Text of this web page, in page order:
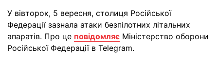
У вівторок, 5 вересня, столиця Російської
Федерації зазнала атаки безпілотних літальних
апаратів. Про це повідомляє Міністерство оборони
Російської Федерації в Telegram.